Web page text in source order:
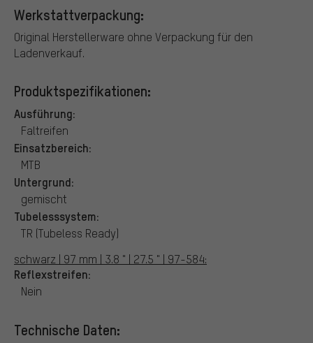
Werkstattverpackung:
Original Herstellerware ohne Verpackung für den
Ladenverkauf.
Produktspezifikationen:
Ausführung:
Faltreifen
Einsatzbereich:
MTB
Untergrund:
gemischt
Tubelesssystem:
TR (Tubeless Ready)
schwarz | 97 mm | 3.8 " | 27.5 " | 97-584:
Reflexstreifen:
Nein
Technische Daten: